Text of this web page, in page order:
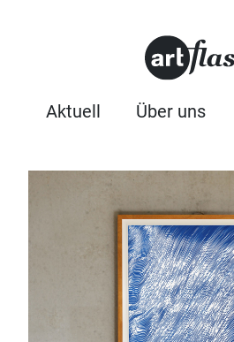
Aktuell Über uns